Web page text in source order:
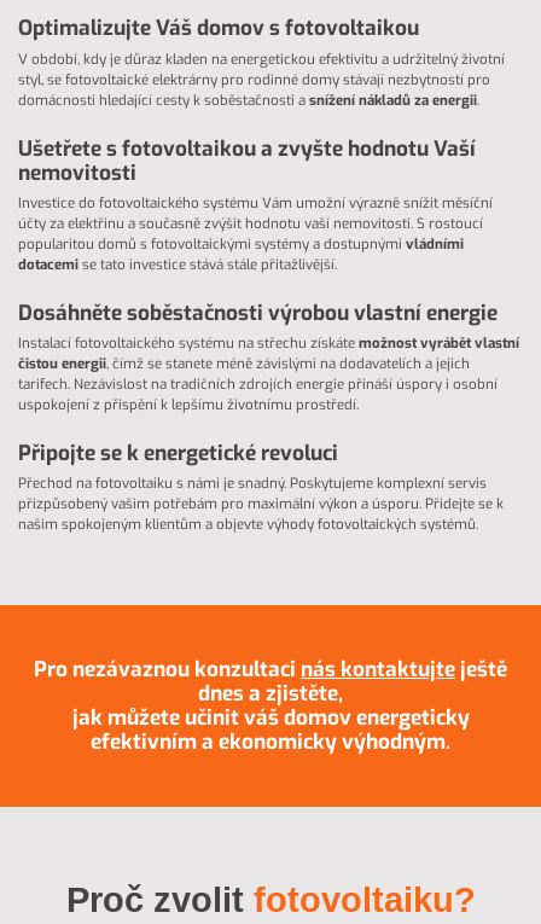
Optimalizujte Váš domov s fotovoltaikou
V období, kdy je důraz kladen na energetickou efektivitu a udržitelný životní
styl, se fotovoltaické elektrárny pro rodinné domy stávají nezbytností pro
domácnosti hledající cesty k soběstačnosti asnížení nákladů za energii.
Ušetřete s fotovoltaikou a zvyšte hodnotu Vaší
nemovitosti
Investice do fotovoltaického systému Vám umožní výrazně snížit měsíční
účty za elektřinu a současně zvýšit hodnotu vaší nemovitosti. S rostoucí
popularitou domů s fotovoltaickými systémy a dostupnými vládními
dotacemise tato investice stává stále přitažlivější.
Dosáhněte soběstačnosti výrobou vlastní energie
Instalací fotovoltaického systému na střechu získátemožnost vyrábět vlastní
čistou energii, čímž se stanete méně závislými na dodavatelích a jejich
tarifech. Nezávislost na tradičních zdrojích energie přináší úspory i osobní
uspokojení z přispění k lepšímu životnímu prostředí.
Připojte se k energetické revoluci
Přechod na fotovoltaiku s námi je snadný. Poskytujeme komplexní servis
přizpůsobený vašim potřebám pro maximální výkon a úsporu. Přidejte se k
našim spokojeným klientům a objevte výhody fotovoltaických systémů.
Pro nezávaznou konzultaci nás kontaktujte ještě
dnes a zjistěte,
jak můžete učinit váš domov energeticky
efektivním a ekonomicky výhodným.
Proč zvolit fotovoltaiku?